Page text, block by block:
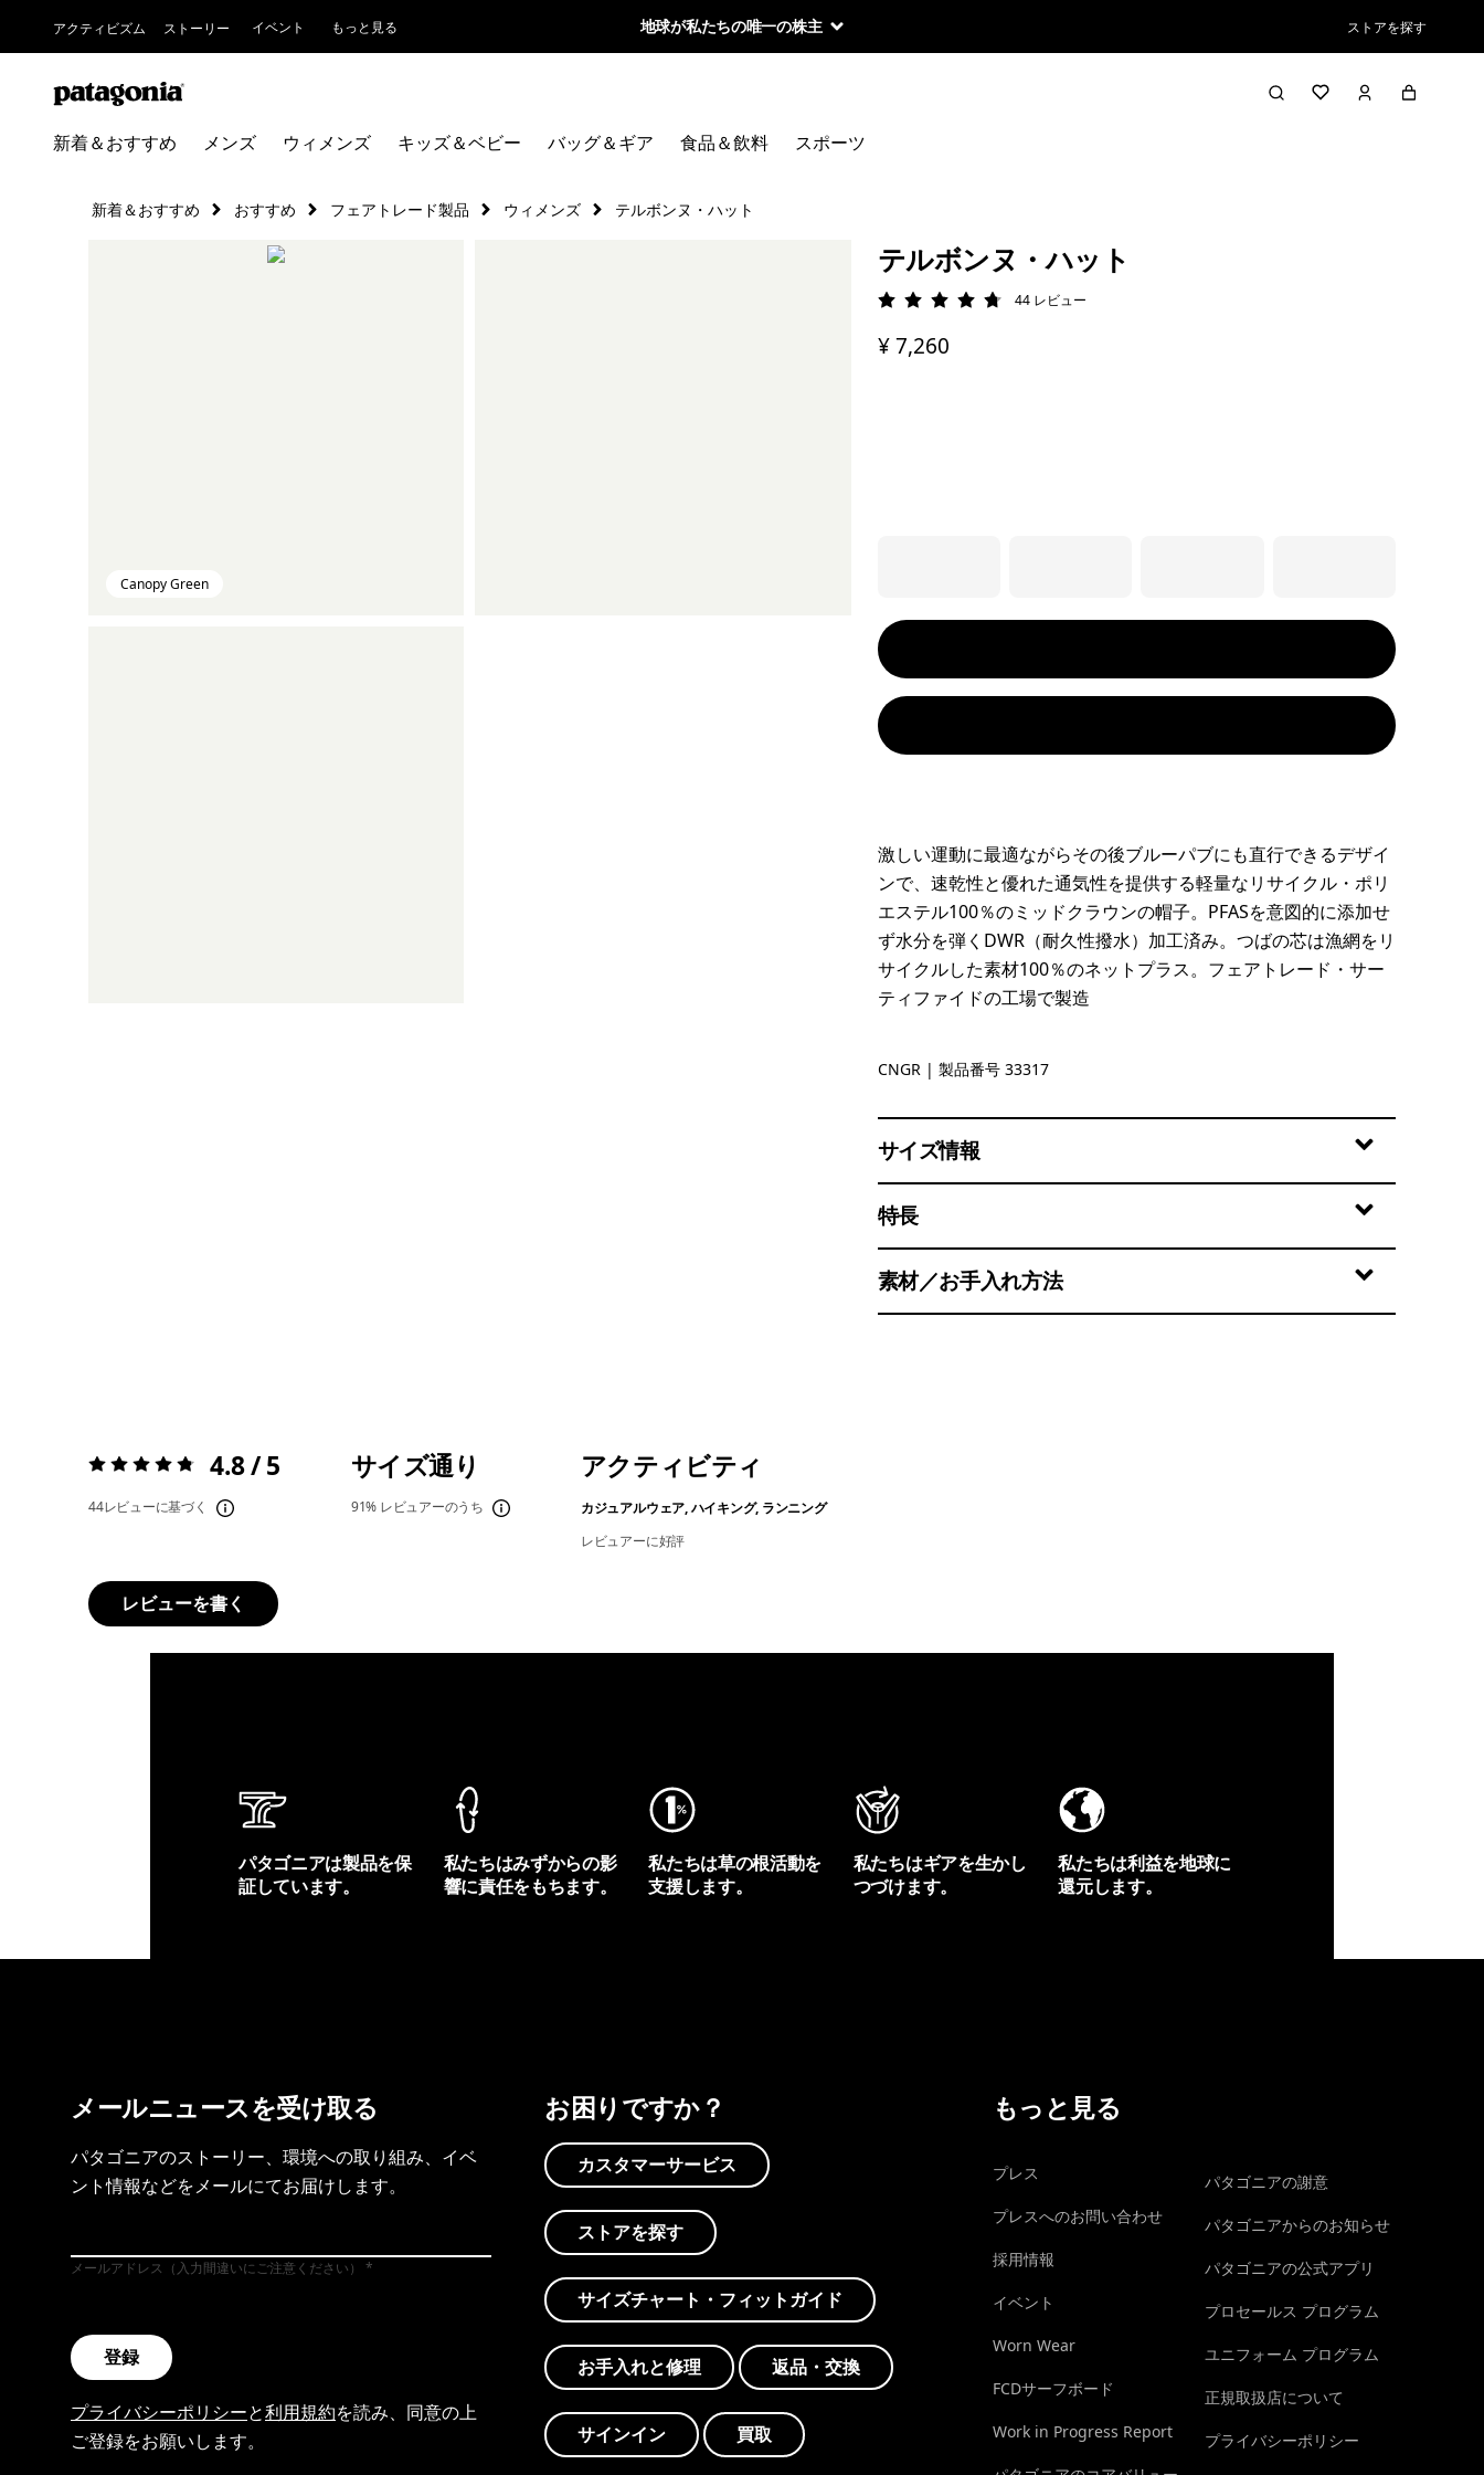
アクティビズム ストーリー イベント もっと見る 地球が私たちの唯一の株主 ストアを探す
新着＆おすすめ メンズ ウィメンズ キッズ＆ベビー バッグ＆ギア 食品＆飲料 スポーツ
新着＆おすすめ おすすめ フェアトレード製品 ウィメンズ テルボンヌ・ハット
Canopy Green
テルボンヌ・ハット
評価: 4.8 / 5
44 レビュー
¥ 7,260
激しい運動に最適ながらその後ブルーパブにも直行できるデザイ
ンで、速乾性と優れた通気性を提供する軽量なリサイクル・ポリ
エステル100％のミッドクラウンの帽子。PFASを意図的に添加せ
ず水分を弾くDWR（耐久性撥水）加工済み。つばの芯は漁網をリ
サイクルした素材100％のネットプラス。フェアトレード・サー
ティファイドの工場で製造
Canopy Green
CNGR | 製品番号 33317
サイズ情報
特長
素材／お手入れ方法
評価:4.8 / 5 4.8 / 5
44レビューに基づく
サイズ通り
91% レビュアーのうち
アクティビティ
カジュアルウェア, ハイキング, ランニング
レビュアーに好評
レビューを書く
パタゴニアは製品を保
証しています。
私たちはみずからの影
響に責任をもちます。
私たちは草の根活動を
支援します。
私たちはギアを生かし
つづけます。
私たちは利益を地球に
還元します。
メールニュースを受け取る
パタゴニアのストーリー、環境への取り組み、イベ
ント情報などをメールにてお届けします。
メールアドレス（入力間違いにご注意ください）
登録
プライバシーポリシーと利用規約を読み、同意の上
ご登録をお願いします。
お困りですか？
カスタマーサービス
ストアを探す
サイズチャート・フィットガイド
お手入れと修理 返品・交換
サインイン 買取
もっと見る
プレス
プレスへのお問い合わせ
採用情報
イベント
Worn Wear
FCDサーフボード
Work in Progress Report
パタゴニアの謝意
パタゴニアからのお知らせ
パタゴニアの公式アプリ
プロセールス プログラム
ユニフォーム プログラム
正規取扱店について
プライバシーポリシー